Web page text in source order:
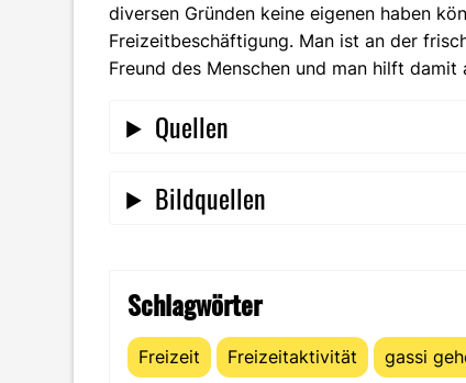
diversen Gründen keine eigenen haben
Freizeitbeschäftigung. Man ist an der
Freund des Menschen und man hilft
Quellen
Bildquellen
Schlagwörter
Freizeit Freizeitaktivität gassi